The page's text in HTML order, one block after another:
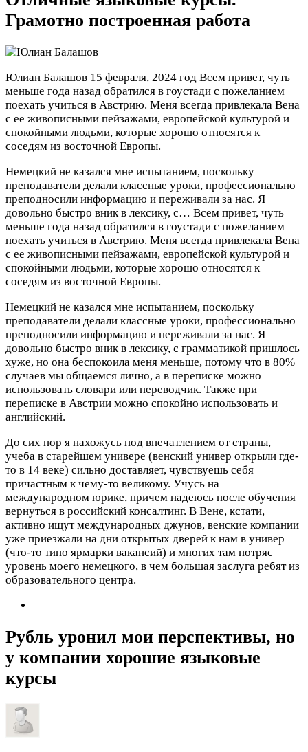
Грамотно построенная работа
Юлиан Балашов 15 февраля, 2024 год Всем привет, чуть
меньше года назад обратился в гоустади с пожеланием
поехать учиться в Австрию. Меня всегда привлекала Вена
с ее живописными пейзажами, европейской культурой и
спокойными людьми, которые хорошо относятся к
соседям из восточной Европы.
Немецкий не казался мне испытанием, поскольку
преподаватели делали классные уроки, профессионально
преподносили информацию и переживали за нас. Я
довольно быстро вник в лексику, с… Всем привет, чуть
меньше года назад обратился в гоустади с пожеланием
поехать учиться в Австрию. Меня всегда привлекала Вена
с ее живописными пейзажами, европейской культурой и
спокойными людьми, которые хорошо относятся к
соседям из восточной Европы.
Немецкий не казался мне испытанием, поскольку
преподаватели делали классные уроки, профессионально
преподносили информацию и переживали за нас. Я
довольно быстро вник в лексику, с грамматикой пришлось
хуже, но она беспокоила меня меньше, потому что в 80%
случаев мы общаемся лично, а в переписке можно
использовать словари или переводчик. Также при
переписке в Австрии можно спокойно использовать и
английский.
До сих пор я нахожусь под впечатлением от страны,
учеба в старейшем универе (венский универ открыли где-
то в 14 веке) сильно доставляет, чувствуешь себя
причастным к чему-то великому. Учусь на
международном юрике, причем надеюсь после обучения
вернуться в российский консалтинг. В Вене, кстати,
активно ищут международных джунов, венские компании
уже приезжали на дни открытых дверей к нам в универ
(что-то типо ярмарки вакансий) и многих там потряс
уровень моего немецкого, в чем большая заслуга ребят из
образовательного центра.
Рубль уронил мои перспективы, но
у компании хорошие языковые
курсы